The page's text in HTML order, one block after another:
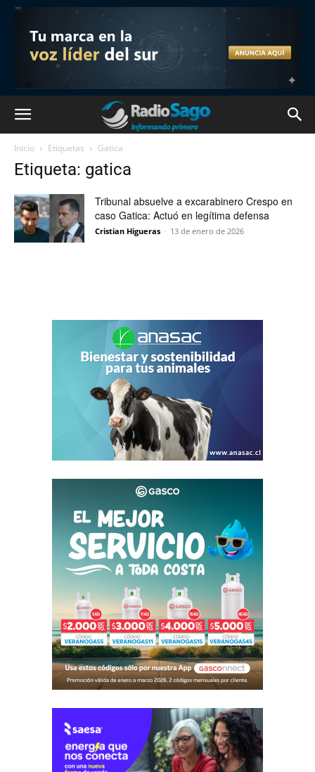
Inicio Etiquetas Gatica
Etiqueta: gatica
Tribunal absuelve a excarabinero Crespo en
caso Gatica: Actuó en legítima defensa
Cristian Higueras - 13 de enero de 2026